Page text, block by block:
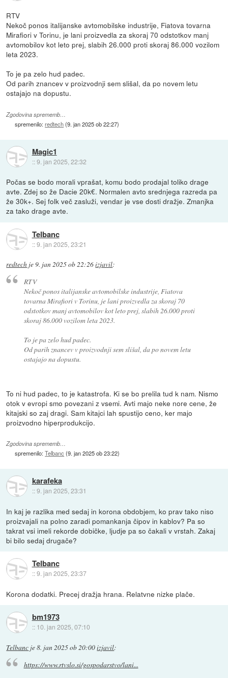
RTV
Nekoč ponos italijanske avtomobilske industrije, Fiatova tovarna
Mirafiori v Torinu, je lani proizvedla za skoraj 70 odstotkov manj
avtomobilov kot leto prej, slabih 26.000 proti skoraj 86.000 vozilom
leta 2023.
To je pa zelo hud padec.
Od parih znancev v proizvodnji sem slišal, da po novem letu
ostajajo na dopustu.
Zgodovina sprememb…
spremenilo:redtech(9. jan 2025 ob 22:27)
Magic1
::9. jan 2025, 22:32
Počas se bodo morali vprašat, komu bodo prodajal toliko drage
avte. Zdej so že Dacie 20k€. Normalen avto srednjega razreda pa
že 30k+. Sej folk več zasluži, vendar je vse dosti dražje. Zmanjka
za tako drage avte.
Telbanc
::9. jan 2025, 23:21
redtech je9. jan 2025 ob 22:26izjavil:
RTV
Nekoč ponos italijanske avtomobilske industrije, Fiatova
tovarna Mirafiori v Torinu, je lani proizvedla za skoraj 70
odstotkov manj avtomobilov kot leto prej, slabih 26.000 proti
skoraj 86.000 vozilom leta 2023.
To je pa zelo hud padec.
Od parih znancev v proizvodnji sem slišal, da po novem letu
ostajajo na dopustu.
To ni hud padec, to je katastrofa. Ki se bo prelila tud k nam. Nismo
otok v evropi smo povezani z vsemi. Avti majo neke nore cene, že
kitajski so zaj dragi. Sam kitajci lah spustijo ceno, ker majo
proizvodno hiperprodukcijo.
Zgodovina sprememb…
spremenilo:Telbanc (9. jan 2025 ob 23:22)
karafeka
::9. jan 2025, 23:31
In kaj je razlika med sedaj in korona obdobjem, ko prav tako niso
proizvajali na polno zaradi pomankanja čipov in kablov? Pa so
takrat vsi imeli rekorde dobičke, ljudje pa so čakali v vrstah. Zakaj
bi bilo sedaj drugače?
Telbanc
::9. jan 2025, 23:37
Korona dodatki. Precej dražja hrana. Relatvne nizke plače.
bm1973
:: 10. jan 2025, 07:10
Telbanc je8. jan 2025 ob 20:00izjavil:
https://www.rtvslo.si/gospodarstvo/lani...